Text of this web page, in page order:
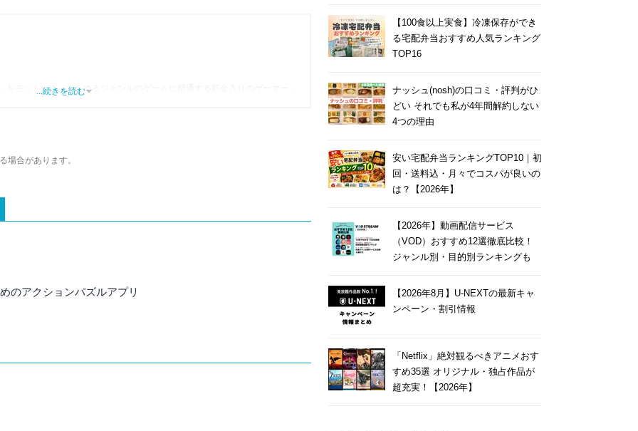
をモットーに、あらゆるジャンルのゲームに精通する筋金入りのゲーマー。
る。現在は、アプリブでゲーム関連のコンテンツを豊富に執筆中。
...続きを読む
場合があります。
のアクションパズルアプリ
【100食以上実食】冷凍保存ができ
る宅配弁当おすすめ人気ランキング
TOP16
ナッシュ(nosh)の口コミ・評判がひ
どい それでも私が4年間解約しない
4つの理由
安い宅配弁当ランキングTOP10｜初
回・送料込・月々でコスパが良いの
は？【2026年】
【2026年】動画配信サービス
（VOD）おすすめ12選徹底比較！
ジャンル別・目的別ランキングも
【2026年8月】U-NEXTの最新キャ
ンペーン・割引情報
「Netflix」絶対観るべきアニメおす
すめ35選 オリジナル・独占作品が
超充実！【2026年】